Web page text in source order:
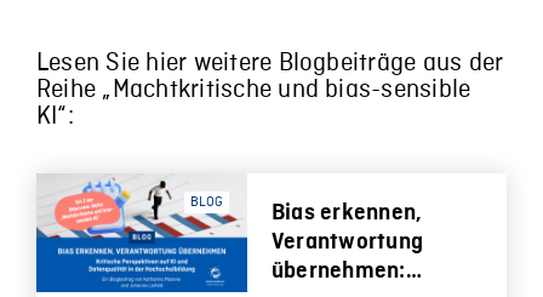
Lesen Sie hier weitere Blogbeiträge aus der
Reihe „Machtkritische und bias-sensible
KI“:
BLOG
Bias erkennen,
Verantwortung
übernehmen: